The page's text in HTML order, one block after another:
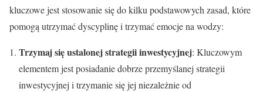
kluczowe jest stosowanie się do kilku podstawowych zasad, które
pomogą utrzymać dyscyplinę i trzymać emocje na wodzy:
Trzymaj się ustalonej strategii inwestycyjnej: Kluczowym
elementem jest posiadanie dobrze przemyślanej strategii
inwestycyjnej i trzymanie się jej niezależnie od